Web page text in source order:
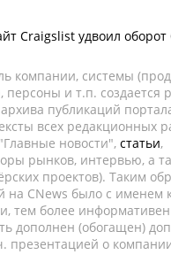
Craigslist удвоил
компании, системы
персоны и т.п. создается
публикаций
всех редакционных
новости", статьи,
рынков, интервью, а
проектов). Таким
на CNews было с именем
тем более
дополнен (обогащен)
презентацией о